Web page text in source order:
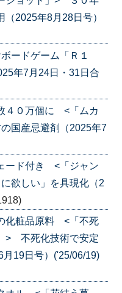
2025年8月28日号）
ードゲーム「Ｒ１
年7月24日・31日合
４０万個に <「ムカ
国産忌避剤（2025年7
ード付き <「ジャン
欲しい」を具現化（2
化粧品原料 <「不死
> 不死化技術で安定
19日号）('25/06/19)